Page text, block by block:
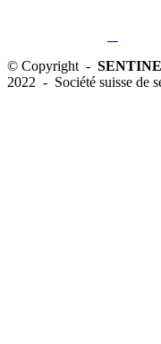
© Copyright -
2022 - Société suisse de